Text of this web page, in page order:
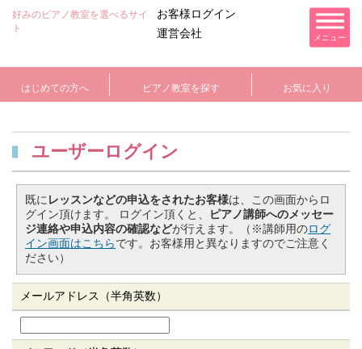
好みのピアノ教室を選べるサイ
ト
お客様ログイン
運営会社
メニュー
はじめての方へ ピアノ教室を探す お気に入り
ユーザーログイン
既に レッスンなどの申込をされたお客様は、この画面からロ
グイン頂けます。 ログイン頂くと、
ピアノ講師へのメッセー
ジ連絡や申込内容の確認などが行えます。（※講師用のログ
イン画面はこちらです。お客様用と異なりますのでご注意く
ださい）
メールアドレス（半角英数）